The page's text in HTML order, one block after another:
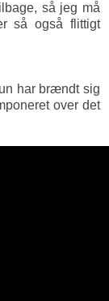
så jeg må
så også flittigt
har brændt sig
over det